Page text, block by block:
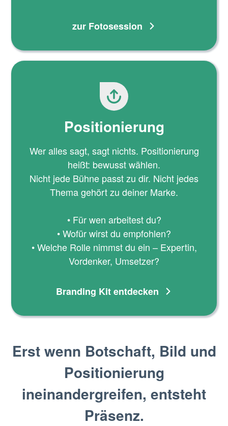
zur Fotosession
Positionierung
Wer alles sagt, sagt nichts. Positionierung
heißt: bewusst wählen.
Nicht jede Bühne passt zu dir. Nicht jedes
Thema gehört zu deiner Marke.
• Für wen arbeitest du?
• Wofür wirst du empfohlen?
• Welche Rolle nimmst du ein – Expertin,
Vordenker, Umsetzer?
Branding Kit entdecken
Erst wenn Botschaft, Bild und
Positionierung
ineinandergreifen, entsteht
Präsenz.